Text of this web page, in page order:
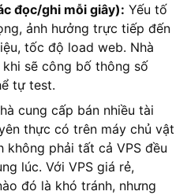
đọc/ghi mỗi giây): Yếu tố
ảnh hưởng trực tiếp đến
tốc độ load web. Nhà
sẽ công bố thông số
tự test.
cung cấp bán nhiều tài
thực có trên máy chủ vật
không phải tất cả VPS đều
lúc. Với VPS giá rẻ,
đó là khó tránh, nhưng